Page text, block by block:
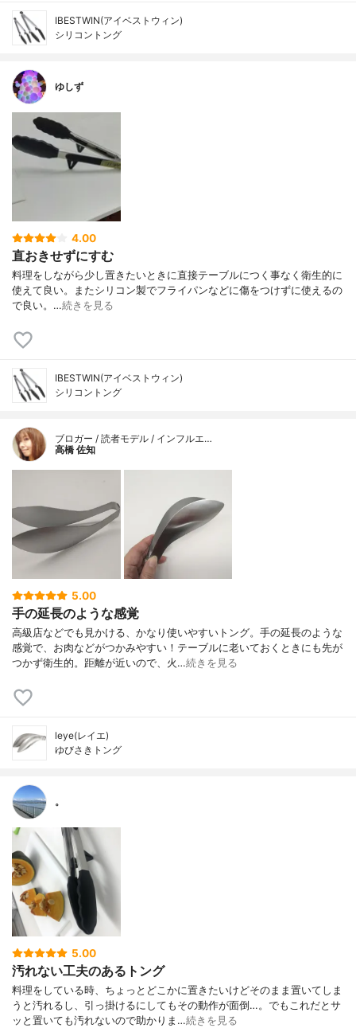
IBESTWIN(アイベストウィン)
シリコントング
ゆしず
4.00
直おきせずにすむ
料理をしながら少し置きたいときに直接テーブルにつく事なく衛生的に
使えて良い。またシリコン製でフライパンなどに傷をつけずに使えるの
で良い。…続きを見る
IBESTWIN(アイベストウィン)
シリコントング
ブロガー / 読者モデル / インフルエ…
高橋 佐知
5.00
手の延長のような感覚
高級店などでも見かける、かなり使いやすいトング。手の延長のような
感覚で、お肉などがつかみやすい！テーブルに老いておくときにも先が
つかず衛生的。距離が近いので、火…続きを見る
leye(レイエ)
ゆびさきトング
。
5.00
汚れない工夫のあるトング
料理をしている時、ちょっとどこかに置きたいけどそのまま置いてしま
うと汚れるし、引っ掛けるにしてもその動作が面倒…。でもこれだとサ
ッと置いても汚れないので助かりま…続きを見る